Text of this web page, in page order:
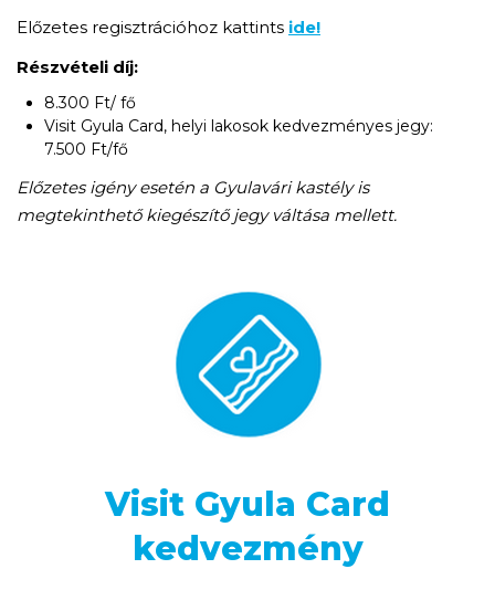
Előzetes regisztrációhoz kattints ide!
Részvételi díj:
8.300 Ft/ fő
Visit Gyula Card, helyi lakosok kedvezményes jegy:
7.500 Ft/fő
Előzetes igény esetén a Gyulavári kastély is
megtekinthető kiegészítő jegy váltása mellett.
Visit Gyula Card
kedvezmény